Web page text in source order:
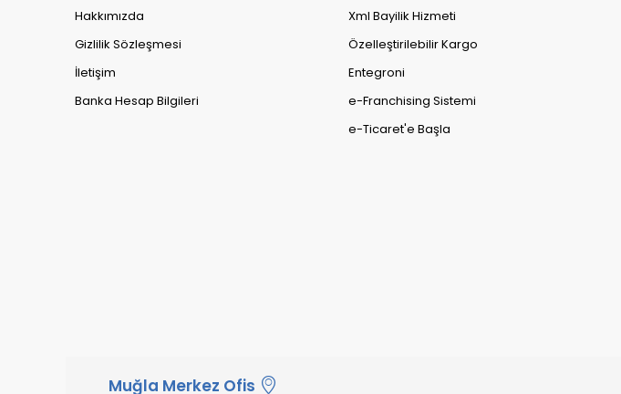
Hakkımızda
Gizlilik Sözleşmesi
İletişim
Banka Hesap Bilgileri
Xml Bayilik Hizmeti
Özelleştirilebilir Kargo
Entegroni
e-Franchising Sistemi
e-Ticaret'e Başla
Muğla Merkez Ofis